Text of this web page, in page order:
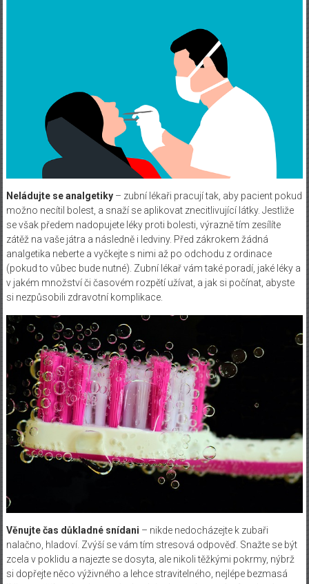
Neládujte se analgetiky– zubní lékaři pracují tak, aby pacient pokud
možno necítil bolest, a snaží se aplikovat znecitlivující látky. Jestliže
se však předem nadopujete léky proti bolesti, výrazně tím zesílíte
zátěž na vaše játra a následně i ledviny. Před zákrokem žádná
analgetika neberte a vyčkejte s nimi až po odchodu z ordinace
(pokud to vůbec bude nutné). Zubní lékař vám také poradí, jaké léky a
v jakém množství či časovém rozpětí užívat, a jak si počínat, abyste
si nezpůsobili zdravotní komplikace.
Věnujte čas důkladné snídani – nikde nedocházejte k zubaři
nalačno, hladoví. Zvýší se vám tím stresová odpověď. Snažte se být
zcela v poklidu a najezte se dosyta, ale nikoli těžkými pokrmy, nýbrž
si dopřejte něco výživného a lehce stravitelného, nejlépe bezmasá